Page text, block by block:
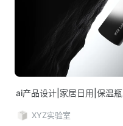
ai产品设计|家居日用|保温瓶
XYZ实验室